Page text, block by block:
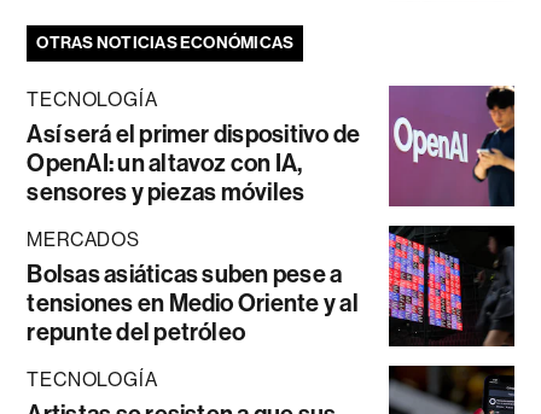
OTRAS NOTICIAS ECONÓMICAS
TECNOLOGÍA
Así será el primer dispositivo de
OpenAI: un altavoz con IA,
sensores y piezas móviles
MERCADOS
Bolsas asiáticas suben pese a
tensiones en Medio Oriente y al
repunte del petróleo
TECNOLOGÍA